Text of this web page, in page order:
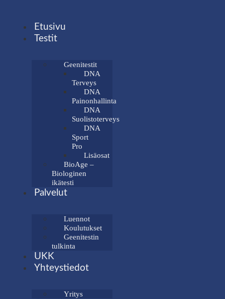
Etusivu
Testit
Geenitestit
DNA
Terveys
DNA
Painonhallinta
DNA
Suolistoterveys
DNA
Sport
Pro
Lisäosat
BioAge –
Biologinen
ikätesti
Palvelut
Luennot
Koulutukset
Geenitestin
tulkinta
UKK
Yhteystiedot
Yritys